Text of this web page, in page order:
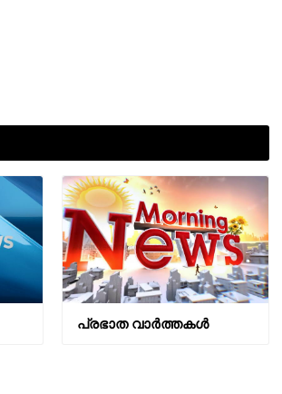
പ്രഭാത വാർത്തകൾ